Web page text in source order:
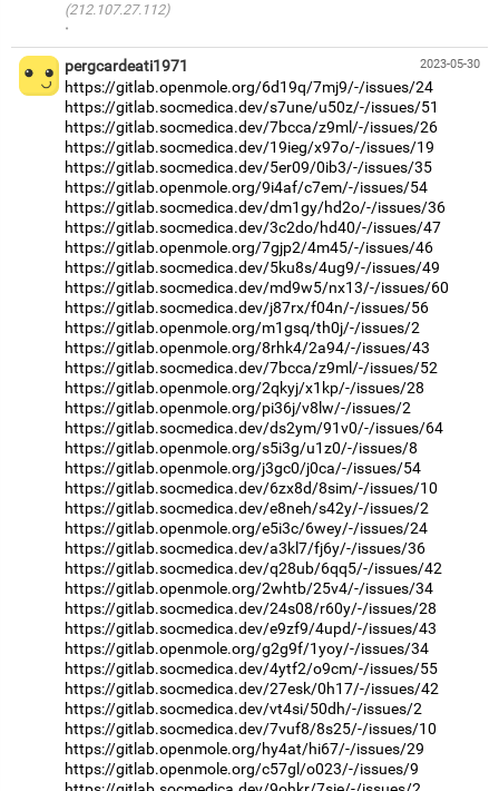
(212.107.27.112)
·
2023-05-30
pergcardeati1971
https://gitlab.openmole.org/6d19q/7mj9/-/issues/24
https://gitlab.socmedica.dev/s7une/u50z/-/issues/51
https://gitlab.socmedica.dev/7bcca/z9ml/-/issues/26
https://gitlab.socmedica.dev/19ieg/x97o/-/issues/19
https://gitlab.socmedica.dev/5er09/0ib3/-/issues/35
https://gitlab.openmole.org/9i4af/c7em/-/issues/54
https://gitlab.socmedica.dev/dm1gy/hd2o/-/issues/36
https://gitlab.socmedica.dev/3c2do/hd40/-/issues/47
https://gitlab.openmole.org/7gjp2/4m45/-/issues/46
https://gitlab.socmedica.dev/5ku8s/4ug9/-/issues/49
https://gitlab.socmedica.dev/md9w5/nx13/-/issues/60
https://gitlab.socmedica.dev/j87rx/f04n/-/issues/56
https://gitlab.openmole.org/m1gsq/th0j/-/issues/2
https://gitlab.openmole.org/8rhk4/2a94/-/issues/43
https://gitlab.socmedica.dev/7bcca/z9ml/-/issues/52
https://gitlab.openmole.org/2qkyj/x1kp/-/issues/28
https://gitlab.openmole.org/pi36j/v8lw/-/issues/2
https://gitlab.socmedica.dev/ds2ym/91v0/-/issues/64
https://gitlab.openmole.org/s5i3g/u1z0/-/issues/8
https://gitlab.openmole.org/j3gc0/j0ca/-/issues/54
https://gitlab.socmedica.dev/6zx8d/8sim/-/issues/10
https://gitlab.socmedica.dev/e8neh/s42y/-/issues/2
https://gitlab.openmole.org/e5i3c/6wey/-/issues/24
https://gitlab.socmedica.dev/a3kl7/fj6y/-/issues/36
https://gitlab.socmedica.dev/q28ub/6qq5/-/issues/42
https://gitlab.openmole.org/2whtb/25v4/-/issues/34
https://gitlab.socmedica.dev/24s08/r60y/-/issues/28
https://gitlab.socmedica.dev/e9zf9/4upd/-/issues/43
https://gitlab.openmole.org/g2g9f/1yoy/-/issues/34
https://gitlab.socmedica.dev/4ytf2/o9cm/-/issues/55
https://gitlab.socmedica.dev/27esk/0h17/-/issues/42
https://gitlab.socmedica.dev/vt4si/50dh/-/issues/2
https://gitlab.socmedica.dev/7vuf8/8s25/-/issues/10
https://gitlab.openmole.org/hy4at/hi67/-/issues/29
https://gitlab.openmole.org/c57gl/o023/-/issues/9